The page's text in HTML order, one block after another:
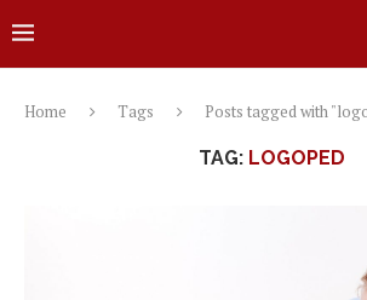
Home Tags Posts tagged with
TAG: LOGOPED